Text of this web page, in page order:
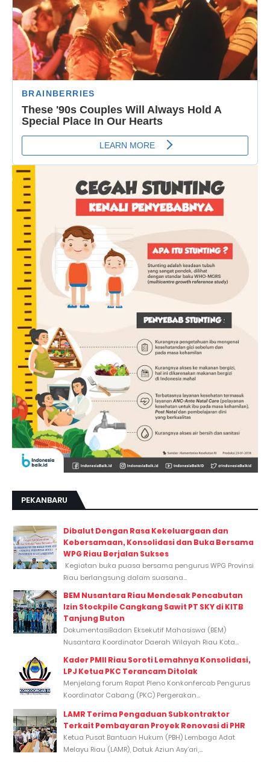
PEKANBARU
Dibalut Dengan Rasa Kekeluargaan dan
Kebersamaan, Konsolidasi dan Buka Bersama
WPG Riau Berjalan Sukses
Kegiatan buka puasa bersama pengurus WPG Provinsi
Riau berlangsung dalam suasana...
BEM Nusantara Riau Mendesak Pencabutan
Izin Stockpile Cangkang Sawit PT SKY di KITB
Tanjung Buton
DokumentasiBadan Eksekutif Mahasiswa (BEM)
Nusantara Koordinator Daerah Wilayah Riau Kota...
Kader PMII Riau Soroti Lemahnya Konsolidasi,
LPJ Ketua PKC Terancam Ditolak
Menjelang forum Rapat Pleno Konkonfercab Pengurus
Koordinator Cabang (PKC) Pergerakan...
LAMR Terima Pengaduan Subkontraktor
Terkait Pembayaran Proyek Renovasi di PHR
Ketua Pusat Bantuan Hukum (PBH) Lembaga Adat
Melayu Riau (LAMR), Datuk Aziun Asy’ari,...